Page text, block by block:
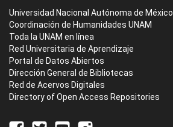
Universidad Nacional Autónoma de México
Coordinación de Humanidades UNAM
Toda la UNAM en línea
Red Universitaria de Aprendizaje
Portal de Datos Abiertos
Dirección General de Bibliotecas
Red de Acervos Digitales
Directory of Open Access Repositories